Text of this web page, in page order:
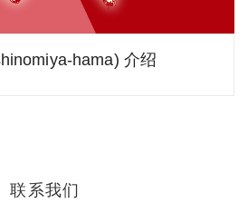
hama) 介绍
联系我们